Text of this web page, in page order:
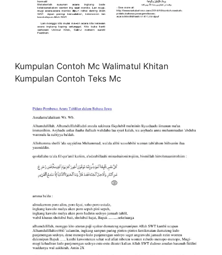
Kumpulan Contoh Mc Walimatul Khitan
Kumpulan Contoh Teks Mc